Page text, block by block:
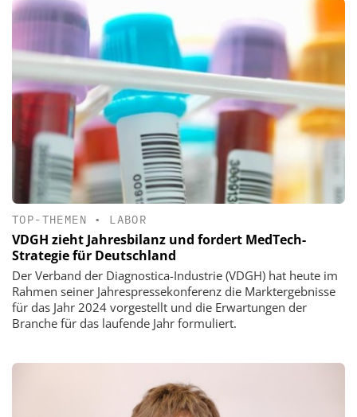
TOP-THEMEN • LABOR
VDGH zieht Jahresbilanz und fordert MedTech-
Strategie für Deutschland
Der Verband der Diagnostica-Industrie (VDGH) hat heute im
Rahmen seiner Jahrespressekonferenz die Marktergebnisse
für das Jahr 2024 vorgestellt und die Erwartungen der
Branche für das laufende Jahr formuliert.